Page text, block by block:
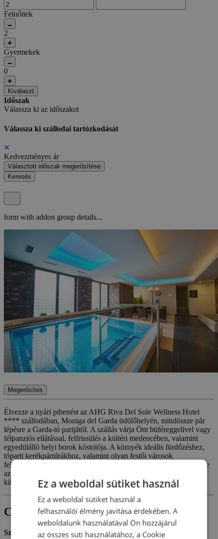
Felnőttek
2
Gyermekek
0
Kiválaszt
Időszak
Válassza ki az időszakot
Válassza ki szállodai tartózkodását
Kedvezményes ár
Választott időszak megerősítése
Keresés
form with addon group details...
Megerősítés
Élvezze a nyári pihenést az AHG Riva Del Sole Wellness Hotel
**** szállodában, Moniga del Garda üdülőhelyén, mindössze pár
lépésre a Garda-tó partjától. A szállás várja Önt büféreggelivel vagy
félpanziós ellátással, felfrissülés a kültéri medencében, valamint
egyedülálló helyi borok kóstolója. A környék ideális fürdőzéshez,
tóparti kerékpártúrákhoz, valamint olyan festői városok
felfedezéséhez, mint Sirmione vagy Desenzano del Garda. Élvezze
az igazi olasz hangulatot, tele napsütéssel, ízekkel és vízparti
kikapcsolódással.
Csomagtartalom
Szállás:
Ez a weboldal sütiket használ
Ez a weboldal sütiket használ a
felhasználói élmény javítása érdekében. A
weboldalunk használatával Ön hozzájárul
az összes süti használatához, a Cookie